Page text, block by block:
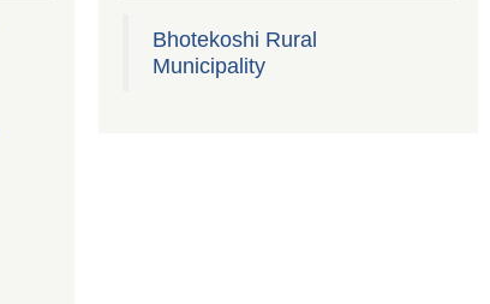
Bhotekoshi Rural
Municipality